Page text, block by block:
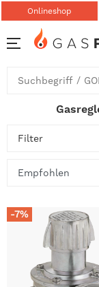
Onlineshop
Filter
-7%